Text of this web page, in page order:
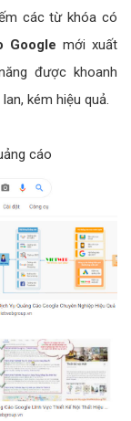
các từ khóa có
Google mới xuất
được khoanh
kém hiệu quả.
cáo